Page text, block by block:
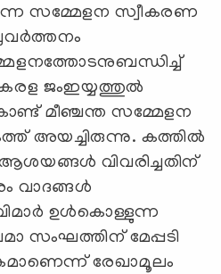
സമ്മേളന സ്വീകരണ
ജംഇയ്യത്തുല്‍
മീഞ്ചന്ത സമ്മേളന
അയച്ചിരുന്നു. കത്തില്‍
വിവരിച്ചതിന്
വാദങ്ങള്‍
ഉള്‍കൊള്ളുന്ന
സംഘത്തിന് മേപ്പടി
രേഖാമൂലം